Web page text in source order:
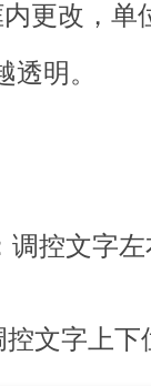
更改，单
明。
调控文字
控文字上下